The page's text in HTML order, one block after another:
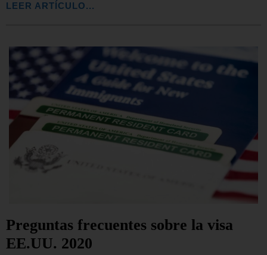
LEER ARTÍCULO...
Preguntas frecuentes sobre la visa
EE.UU. 2020